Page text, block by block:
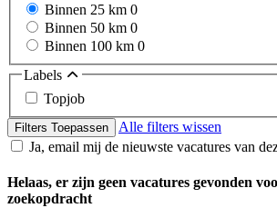
Binnen 25 km 0
Binnen 50 km 0
Binnen 100 km 0
Labels
Topjob
Filters Toepassen
Alle filters wissen
Ja, email mij de nieuwste vacatures van
Helaas, er zijn geen vacatures gevonden
zoekopdracht